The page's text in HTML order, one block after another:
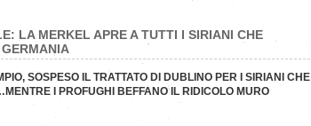
LA MERKEL APRE A TUTTI I SIRIANI CHE
SOSPESO IL TRATTATO DI DUBLINO PER I SIRIANI CHE
I PROFUGHI BEFFANO IL RIDICOLO MURO